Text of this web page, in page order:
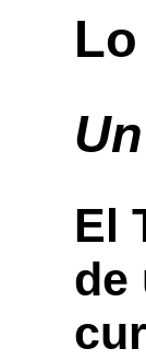
El
de